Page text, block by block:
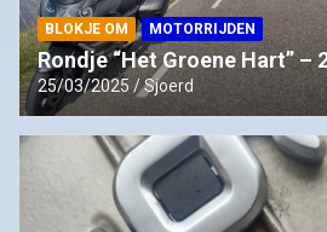
BLOKJE OM MOTORRIJDEN
Rondje “Het Groene Hart” –
25/03/2025 Sjoerd